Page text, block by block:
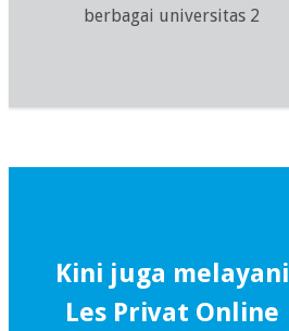
Kini juga melayani
Les Privat Online